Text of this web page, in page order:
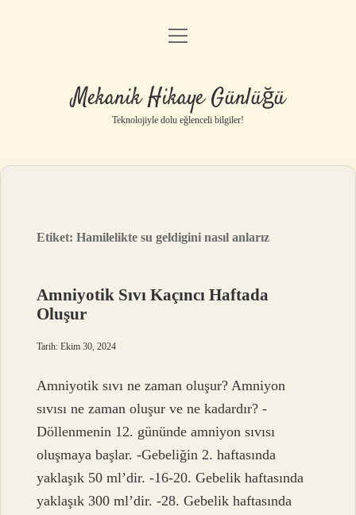
Anasayfa
Yasal Uyarı
menüyü
Mekanik Hikaye Günlüğü
Teknolojiyle dolu eğlenceli bilgiler!
Etiket:Hamilelikte su geldigini nasıl anlarız
Amniyotik Sıvı Kaçıncı Haftada
Oluşur
Tarih: Ekim 30, 2024
Amniyotik sıvı ne zaman oluşur? Amniyon
sıvısı ne zaman oluşur ve ne kadardır? -
Döllenmenin 12. gününde amniyon sıvısı
oluşmaya başlar. -Gebeliğin 2. haftasında
yaklaşık 50 ml’dir. -16-20. Gebelik haftasında
yaklaşık 300 ml’dir. -28. Gebelik haftasında